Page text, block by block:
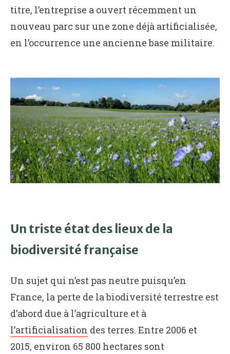
titre, l’entreprise a ouvert récemment un
nouveau parc sur une zone déjà artificialisée,
en l’occurrence une ancienne base militaire.
Un triste état des lieux de la
biodiversité française
Un sujet qui n’est pas neutre puisqu’en
France, la perte de la biodiversité terrestre est
d’abord due à l’agriculture et à
l’artificialisation des terres. Entre 2006 et
2015, environ 65 800 hectares sont